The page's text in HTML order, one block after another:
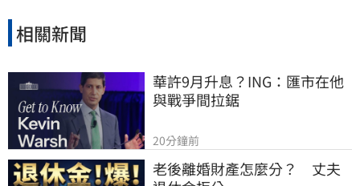
邁向永續發展的強力後盾。
相關新聞
華許9月升息？ING：匯市在他
與戰爭間拉鋸
20分鐘前
老後離婚財產怎麼分？　丈夫